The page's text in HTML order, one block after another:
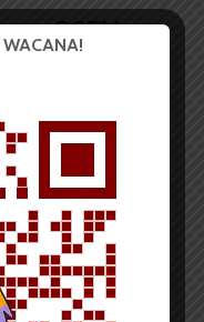
CCTV
2 menit waktu baca